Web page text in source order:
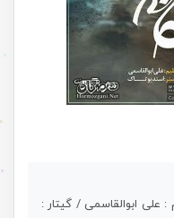
علی ابوالقاسمی / گیتار :